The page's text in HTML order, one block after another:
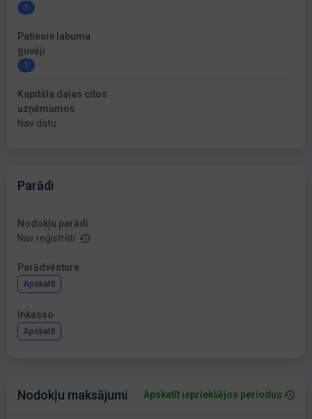
1
Patiesie labuma
guvēji
1
Kapitāla daļas citos
uzņēmumos
Nav datu
Parādi
Nodokļu parādi
Nav reģistrēti
Parādvēsture
Apskatīt
Inkasso
Apskatīt
Nodokļu maksājumi Apskatīt iepriekšējos periodus